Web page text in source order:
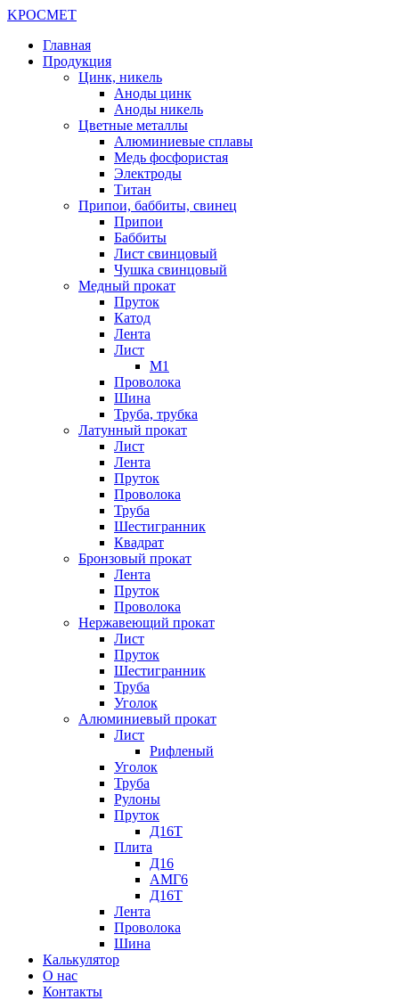
KРОСМЕТ
Главная
Продукция
Цинк, никель
Аноды цинк
Аноды никель
Цветные металлы
Алюминиевые сплавы
Медь фосфористая
Электроды
Титан
Припои, баббиты, свинец
Припои
Баббиты
Лист свинцовый
Чушка свинцовый
Медный прокат
Пруток
Катод
Лента
Лист
М1
Проволока
Шина
Труба, трубка
Латунный прокат
Лист
Лента
Пруток
Проволока
Труба
Шестигранник
Квадрат
Бронзовый прокат
Лента
Пруток
Проволока
Нержавеющий прокат
Лист
Пруток
Шестигранник
Труба
Уголок
Алюминиевый прокат
Лист
Рифленый
Уголок
Труба
Рулоны
Пруток
Д16Т
Плита
Д16
АМГ6
Д16Т
Лента
Проволока
Шина
Калькулятор
О нас
Контакты